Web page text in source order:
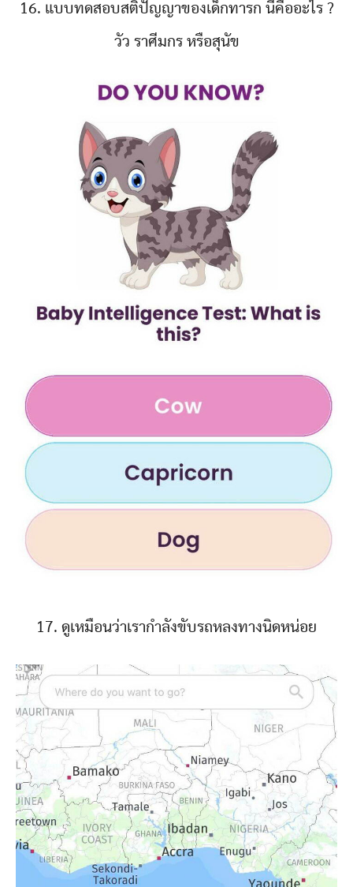
16. แบบทดสอบสติปัญญาของเด็กทารก นี่คืออะไร ?
วัว ราศีมกร หรือสุนัข
17. ดูเหมือนว่าเรากำลังขับรถหลงทางนิดหน่อย